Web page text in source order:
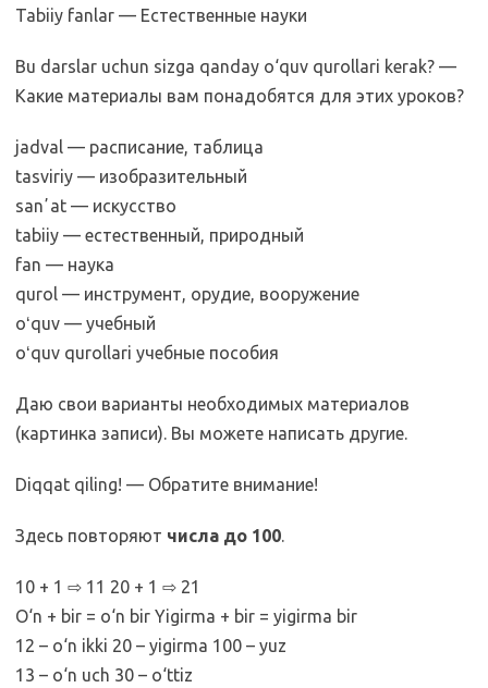
Tabiiy fanlar — Естественные науки
Bu darslar uchun sizga qanday o‘quv qurollari kerak? —
Какие материалы вам понадобятся для этих уроков?
jadval — расписание, таблица
tasviriy — изобразительный
sanʼat — искусство
tabiiy — естественный, природный
fan — наука
qurol — инструмент, орудие, вооружение
oʻquv — учебный
oʻquv qurollari учебные пособия
Даю свои варианты необходимых материалов
(картинка записи). Вы можете написать другие.
Diqqat qiling! — Обратите внимание!
Здесь повторяют числа до 100.
10 + 1 ⇨ 11 20 + 1 ⇨ 21
O‘n + bir = o‘n bir Yigirma + bir = yigirma bir
12 – o‘n ikki 20 – yigirma 100 – yuz
13 – o‘n uch 30 – o‘ttiz